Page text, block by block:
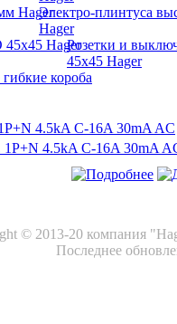
Электро-плинтуса
Hager
Розетки и
45х45 Hager
короба
4.5kA C-16A 30mA AC
© 2013-20 компания
Последнее